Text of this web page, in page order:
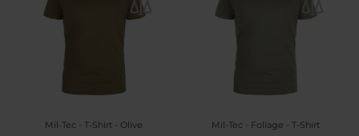
Mil-Tec - T-Shirt - Olive Mil-Tec - Foliage - T-Shirt